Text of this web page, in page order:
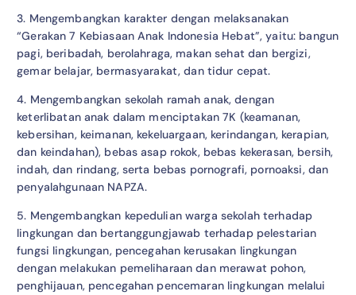
3. Mengembangkan karakter dengan melaksanakan
“Gerakan 7 Kebiasaan Anak Indonesia Hebat”, yaitu: bangun
pagi, beribadah, berolahraga, makan sehat dan bergizi,
gemar belajar, bermasyarakat, dan tidur cepat.
4. Mengembangkan sekolah ramah anak, dengan
keterlibatan anak dalam menciptakan 7K (keamanan,
kebersihan, keimanan, kekeluargaan, kerindangan, kerapian,
dan keindahan), bebas asap rokok, bebas kekerasan, bersih,
indah, dan rindang, serta bebas pornografi, pornoaksi, dan
penyalahgunaan NAPZA.
5. Mengembangkan kepedulian warga sekolah terhadap
lingkungan dan bertanggungjawab terhadap pelestarian
fungsi lingkungan, pencegahan kerusakan lingkungan
dengan melakukan pemeliharaan dan merawat pohon,
penghijauan, pencegahan pencemaran lingkungan melalui